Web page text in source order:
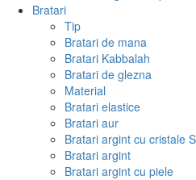
Bratari
Tip
Bratari de mana
Bratari Kabbalah
Bratari de glezna
Material
Bratari elastice
Bratari aur
Bratari argint cu cristale
Bratari argint
Bratari argint cu piele